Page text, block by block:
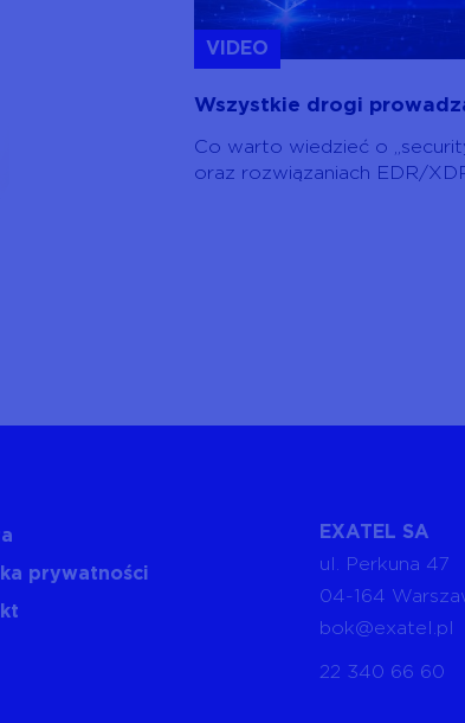
VIDEO
Wszystkie drogi
Co warto wiedzieć o
oraz rozwiązaniach EDR/
prywatności
EXATEL SA
ul. Perkuna 47
04-164
bok@exatel.pl
22 340 66 60